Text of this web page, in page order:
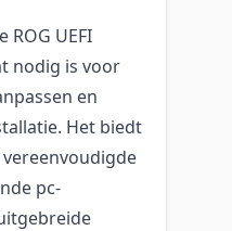
UEFI
nodig is voor
en
Het biedt
pc-